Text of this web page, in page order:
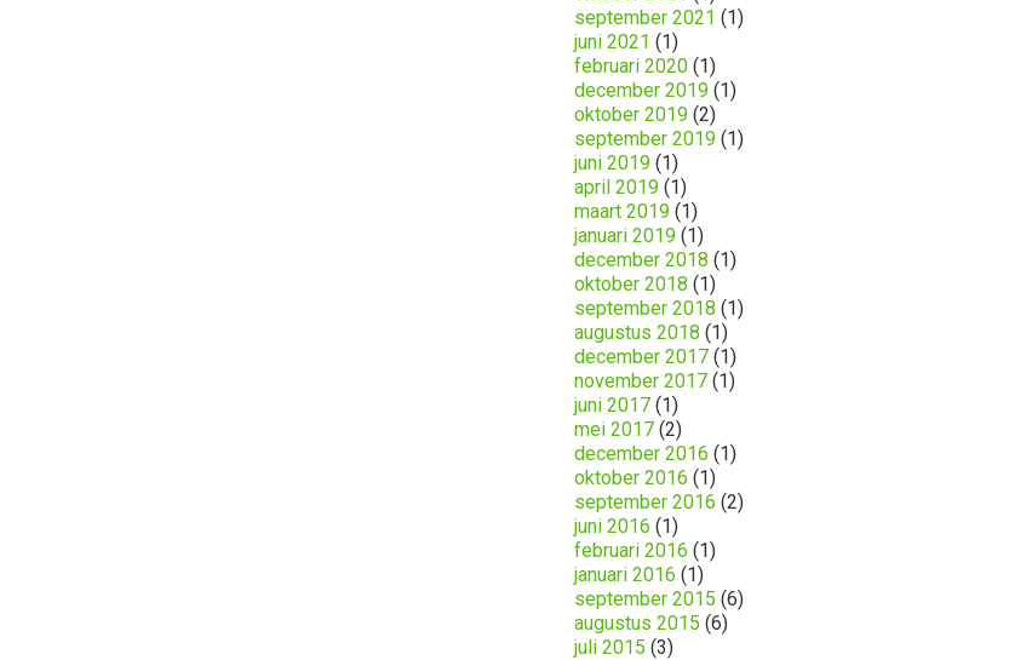
september 2021 (1)
juni 2021 (1)
februari 2020 (1)
december 2019 (1)
oktober 2019 (2)
september 2019 (1)
juni 2019 (1)
april 2019 (1)
maart 2019 (1)
januari 2019 (1)
december 2018 (1)
oktober 2018 (1)
september 2018 (1)
augustus 2018 (1)
december 2017 (1)
november 2017 (1)
juni 2017 (1)
mei 2017 (2)
december 2016 (1)
oktober 2016 (1)
september 2016 (2)
juni 2016 (1)
februari 2016 (1)
januari 2016 (1)
september 2015 (6)
augustus 2015 (6)
juli 2015 (3)